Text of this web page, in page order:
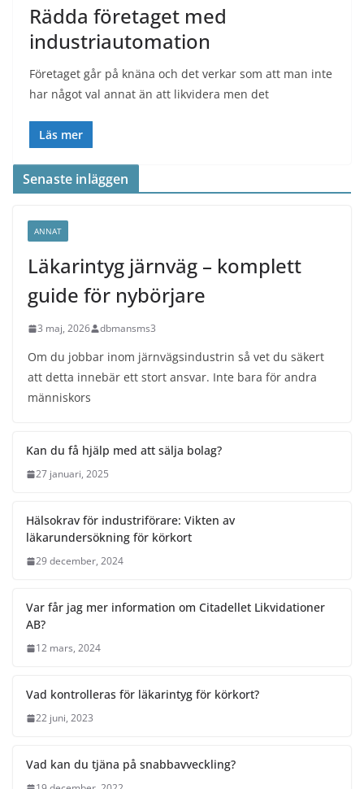
Rädda företaget med
industriautomation
Företaget går på knäna och det verkar som att man inte
har något val annat än att likvidera men det
Läs mer
Senaste inläggen
ANNAT
Läkarintyg järnväg – komplett
guide för nybörjare
3 maj, 2026 dbmansms3
Om du jobbar inom järnvägsindustrin så vet du säkert
att detta innebär ett stort ansvar. Inte bara för andra
människors
Kan du få hjälp med att sälja bolag?
27 januari, 2025
Hälsokrav för industriförare: Vikten av
läkarundersökning för körkort
29 december, 2024
Var får jag mer information om Citadellet Likvidationer
AB?
12 mars, 2024
Vad kontrolleras för läkarintyg för körkort?
22 juni, 2023
Vad kan du tjäna på snabbavveckling?